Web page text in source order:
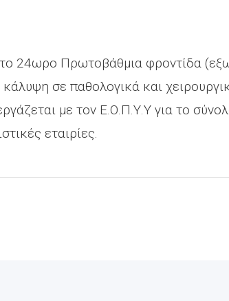
24ωρο Πρωτοβάθμια φροντίδα
σε παθολογικά και
με τον Ε.Ο.Π.Υ.Υ για το
εταιρίες.